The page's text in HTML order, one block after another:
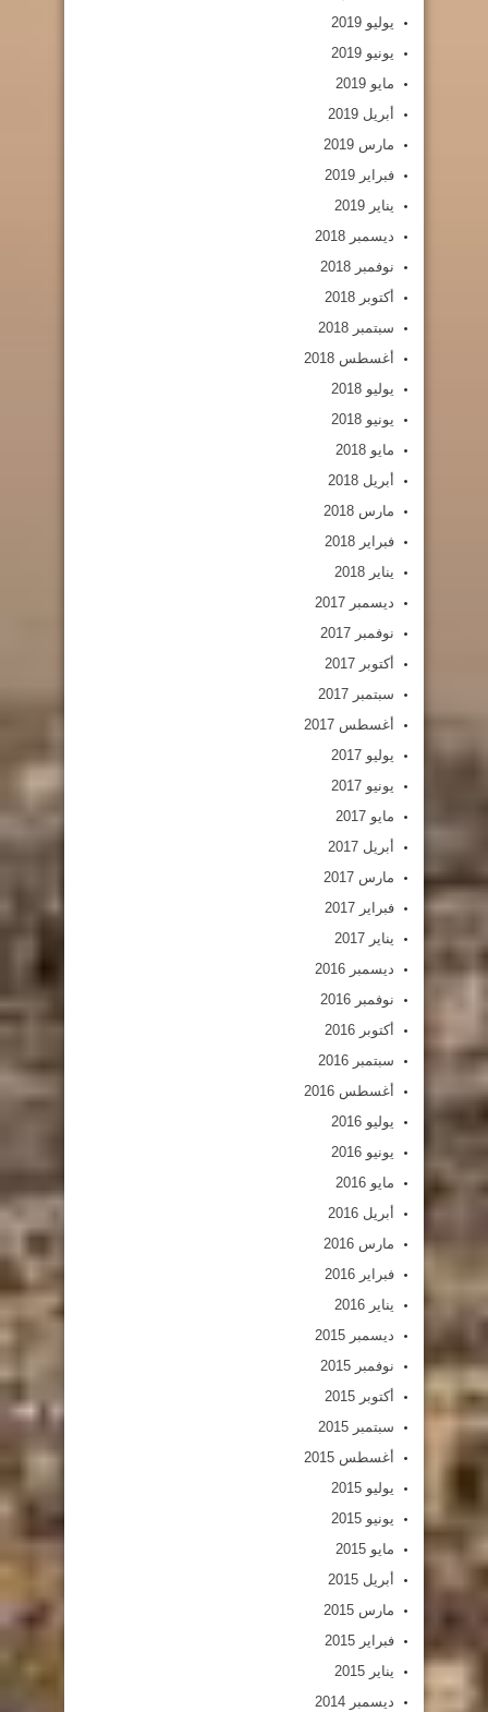
يوليو 2019
يونيو 2019
مايو 2019
أبريل 2019
مارس 2019
فبراير 2019
يناير 2019
ديسمبر 2018
نوفمبر 2018
أكتوبر 2018
سبتمبر 2018
أغسطس 2018
يوليو 2018
يونيو 2018
مايو 2018
أبريل 2018
مارس 2018
فبراير 2018
يناير 2018
ديسمبر 2017
نوفمبر 2017
أكتوبر 2017
سبتمبر 2017
أغسطس 2017
يوليو 2017
يونيو 2017
مايو 2017
أبريل 2017
مارس 2017
فبراير 2017
يناير 2017
ديسمبر 2016
نوفمبر 2016
أكتوبر 2016
سبتمبر 2016
أغسطس 2016
يوليو 2016
يونيو 2016
مايو 2016
أبريل 2016
مارس 2016
فبراير 2016
يناير 2016
ديسمبر 2015
نوفمبر 2015
أكتوبر 2015
سبتمبر 2015
أغسطس 2015
يوليو 2015
يونيو 2015
مايو 2015
أبريل 2015
مارس 2015
فبراير 2015
يناير 2015
ديسمبر 2014